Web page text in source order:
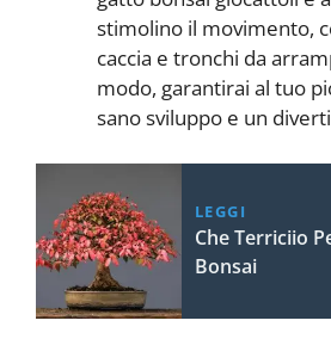
stimolino il movimento,
caccia e tronchi da
modo, garantirai al tuo
sano sviluppo e un
LEGGI
Che Terriciio
Bonsai